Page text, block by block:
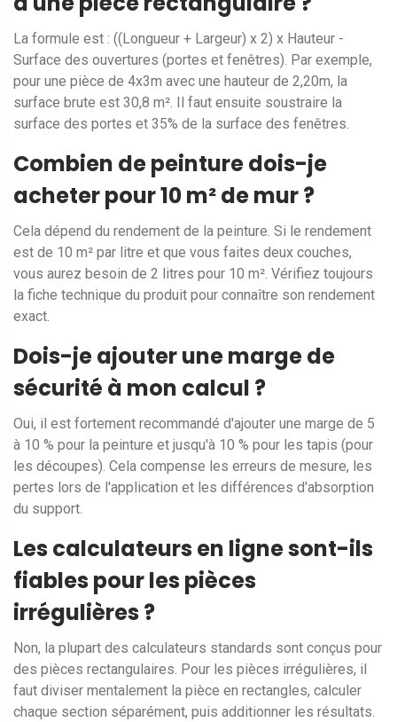
La formule est : ((Longueur + Largeur) x 2) x Hauteur -
Surface des ouvertures (portes et fenêtres). Par exemple,
pour une pièce de 4x3m avec une hauteur de 2,20m, la
surface brute est 30,8 m². Il faut ensuite soustraire la
surface des portes et 35% de la surface des fenêtres.
Combien de peinture dois-je
acheter pour 10 m² de mur ?
Cela dépend du rendement de la peinture. Si le rendement
est de 10 m² par litre et que vous faites deux couches,
vous aurez besoin de 2 litres pour 10 m². Vérifiez toujours
la fiche technique du produit pour connaître son rendement
exact.
Dois-je ajouter une marge de
sécurité à mon calcul ?
Oui, il est fortement recommandé d'ajouter une marge de 5
à 10 % pour la peinture et jusqu'à 10 % pour les tapis (pour
les découpes). Cela compense les erreurs de mesure, les
pertes lors de l'application et les différences d'absorption
du support.
Les calculateurs en ligne sont-ils
fiables pour les pièces
irrégulières ?
Non, la plupart des calculateurs standards sont conçus pour
des pièces rectangulaires. Pour les pièces irrégulières, il
faut diviser mentalement la pièce en rectangles, calculer
chaque section séparément, puis additionner les résultats.